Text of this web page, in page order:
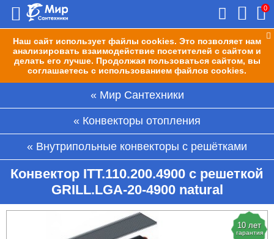
Наш сайт использует файлы cookies. Это позволяет нам
анализировать взаимодействие посетителей с сайтом и
делать его лучше. Продолжая пользоваться сайтом, вы
соглашаетесь с использованием файлов cookies.
0
Мир Сантехники
Конвекторы отопления
Внутрипольные конвекторы с решётками
Конвектор ITT.110.200.4900 с решеткой
GRILL.LGA-20-4900 natural
10 лет
гарантия